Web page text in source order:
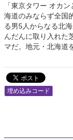
「東京タワー オカ
海道のみならず全国
る男5人からなる北
んだんに取り入れた
マだ。地元・北海道
埋め込みコード